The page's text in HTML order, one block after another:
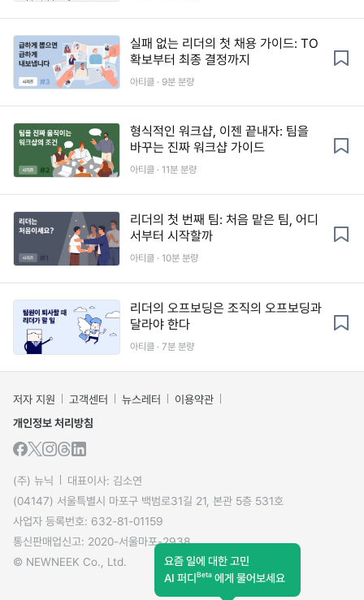
실패 없는 리더의 첫 채용 가이드: TO
확보부터 최종 결정까지
아티클 · 9분 분량
형식적인 워크샵, 이젠 끝내자: 팀을
바꾸는 진짜 워크샵 가이드
아티클 · 11분 분량
리더의 첫 번째 팀: 처음 맡은 팀, 어디
서부터 시작할까
아티클 · 10분 분량
리더의 오프보딩은 조직의 오프보딩과
달라야 한다
아티클 · 7분 분량
저자 지원 고객센터 뉴스레터
이용약관
개인정보 처리방침
(주) 뉴닉
대표이사: 김소연
(04147) 서울특별시 마포구 백범로31길 21, 본관 5층 531호
사업자 등록번호: 632-81-01159
통신판매업신고: 2020-서울마포-2938
© NEWNEEK Co., Ltd.
요즘 일에 대한 고민
AI 퍼디Beta 에게 물어보세요